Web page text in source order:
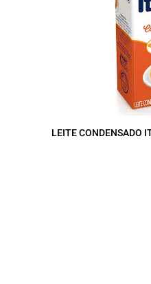
LEITE CONDENSADO